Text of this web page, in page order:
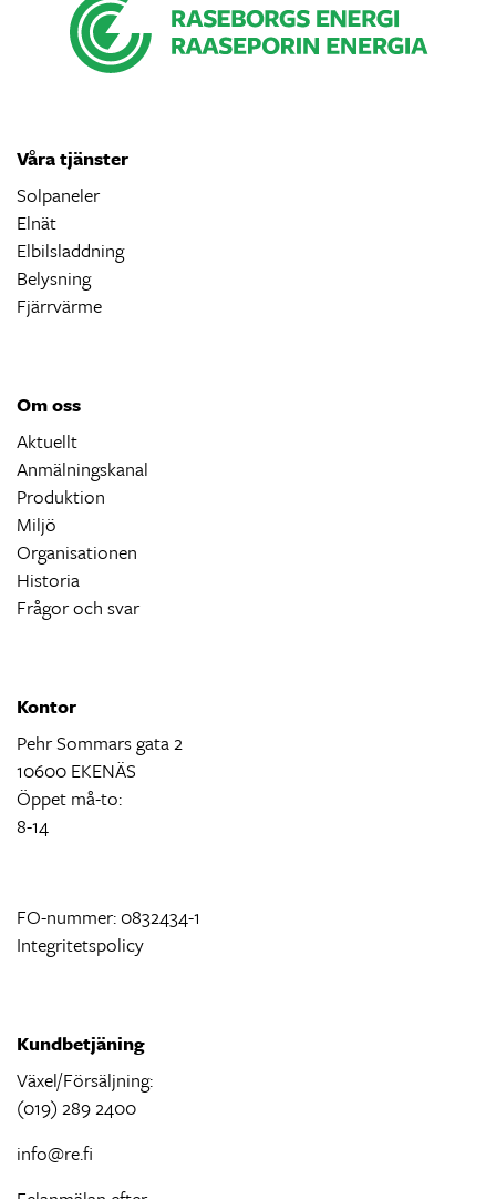
Våra tjänster
Solpaneler
Elnät
Elbilsladdning
Belysning
Fjärrvärme
Om oss
Aktuellt
Anmälningskanal
Produktion
Miljö
Organisationen
Historia
Frågor och svar
Kontor
Pehr Sommars gata 2
10600 EKENÄS
Öppet må-to:
8-14
FO-nummer: 0832434-1
Integritetspolicy
Kundbetjäning
Växel/Försäljning:
(019) 289 2400
info@re.fi